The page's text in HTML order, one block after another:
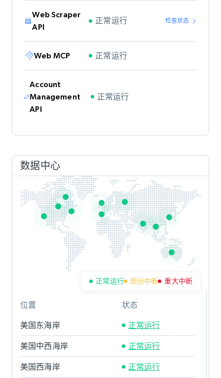
Web Scraper
API
正常运行 检查状态
Web MCP 正常运行
Account
Management
API
正常运行
数据中心
位置 状态
美国东海岸 正常运行
美国中西海岸 正常运行
美国西海岸 正常运行
正常运行 部分中断 重大中断